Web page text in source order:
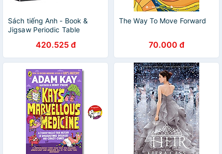
Sách tiếng Anh - Book &
Jigsaw Periodic Table
420.525 đ
The Way To Move Forward
70.000 đ